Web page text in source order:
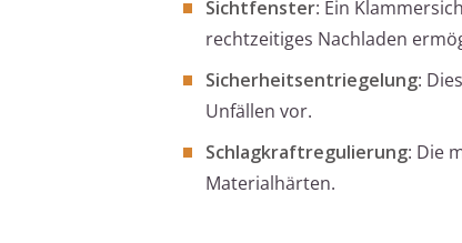
Sichtfenster: Ein
rechtzeitiges Nachladen
Sicherheitsentriegelung:
Unfällen vor.
Schlagkraftregulierung: Die
Materialhärten.